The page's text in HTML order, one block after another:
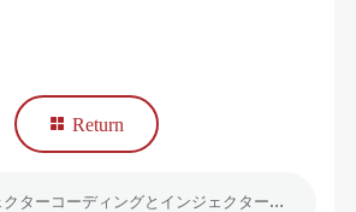
Return
upper： インジェクターコーディングとインジェクターコーディングスキャンツールが必要な理由